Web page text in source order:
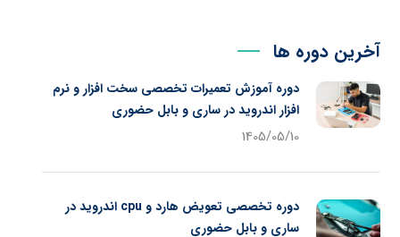
آخرین دوره ها
دوره آموزش تعمیرات تخصصی سخت افزار و نرم
افزار اندروید در ساری و بابل حضوری
1405/05/10
دوره تخصصی تعویض هارد و cpu اندروید در
ساری و بابل حضوری